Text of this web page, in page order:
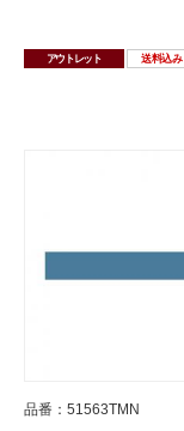
アウトレット 送料込み
品番：51563TMN